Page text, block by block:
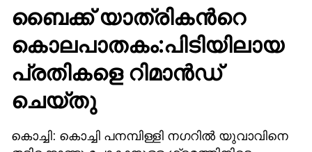
ബൈക്ക് യാത്രികന്‍റെ
കൊലപാതകം:പിടിയിലായ
പ്രതികളെ റിമാൻഡ്
ചെയ്തു
കൊച്ചി: കൊച്ചി പനമ്പിള്ളി നഗറിൽ യുവാവിനെ